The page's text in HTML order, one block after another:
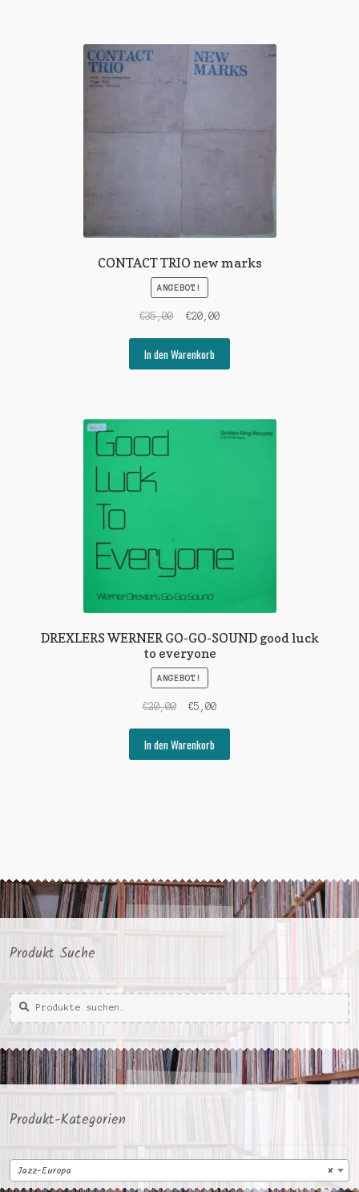
CONTACT TRIO new marks
ANGEBOT!
€35,00
Ursprünglicher
war:
€35,00
€20,00Aktueller
€20,00.
In den Warenkorb
DREXLERS WERNER GO-GO-SOUND good luck
to everyone
ANGEBOT!
€20,00
Ursprünglicher
war:
€20,00
€5,00Aktueller
€5,00.
In den Warenkorb
Produkt Suche
Suche
nach:
Suche
Produkt-Kategorien
×
Jazz-Europa